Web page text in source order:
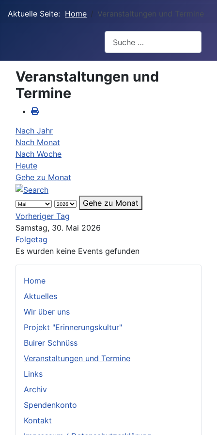
Aktuelle Seite: Home Veranstaltungen und Termine
Home
Aktuelles
Wir über uns
Projekt "Erinnerungskultur"
Buirer Schnüss
Veranstaltungen und Termine
Links
Archiv
Spendenkonto
Kontakt
Veranstaltungen und
Termine
Nach Jahr
Nach Monat
Nach Woche
Heute
Gehe zu Monat
Gehe zu Monat
Vorheriger Tag
Samstag, 30. Mai 2026
Folgetag
Es wurden keine Events gefunden